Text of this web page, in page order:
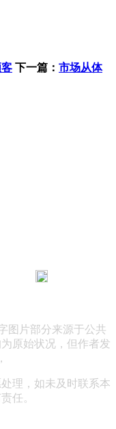
下一篇： 市场从体
图片部分来源于公共
原始状况，但作者发
理，如未及时联系本
任。